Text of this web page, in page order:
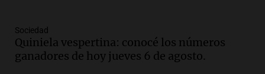
privada en el Senado Nacional
Panorama Federal
Episodios
Sociedad
Quiniela vespertina: conocé los números
ganadores de hoy jueves 6 de agosto.